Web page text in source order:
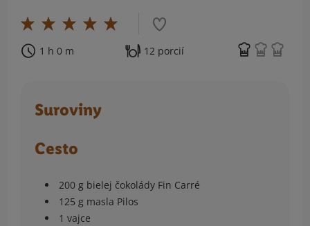
1 h 0 m 12 porcií
Suroviny
Cesto
200 g bielej čokolády Fin Carré
125 g masla Pilos
1 vajce